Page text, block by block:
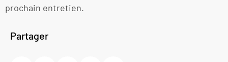
prochain entretien.
Partager